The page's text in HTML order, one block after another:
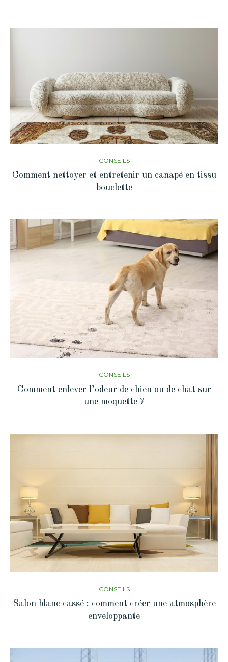
CONSEILS
Comment nettoyer et entretenir un canapé en tissu
bouclette
CONSEILS
Comment enlever l’odeur de chien ou de chat sur
une moquette ?
CONSEILS
Salon blanc cassé : comment créer une atmosphère
enveloppante